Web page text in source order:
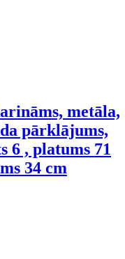
metāla,
pārklājums,
6 , platums 71
34 cm